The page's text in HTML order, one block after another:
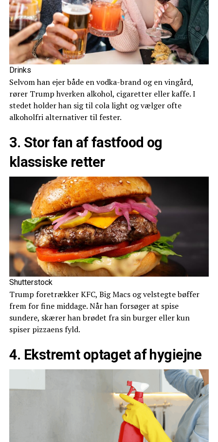
Drinks
Selvom han ejer både en vodka-brand og en vingård,
rører Trump hverken alkohol, cigaretter eller kaffe. I
stedet holder han sig til cola light og vælger ofte
alkoholfri alternativer til fester.
3. Stor fan af fastfood og
klassiske retter
Shutterstock
Trump foretrækker KFC, Big Macs og velstegte bøffer
frem for fine middage. Når han forsøger at spise
sundere, skærer han brødet fra sin burger eller kun
spiser pizzaens fyld.
4. Ekstremt optaget af hygiejne